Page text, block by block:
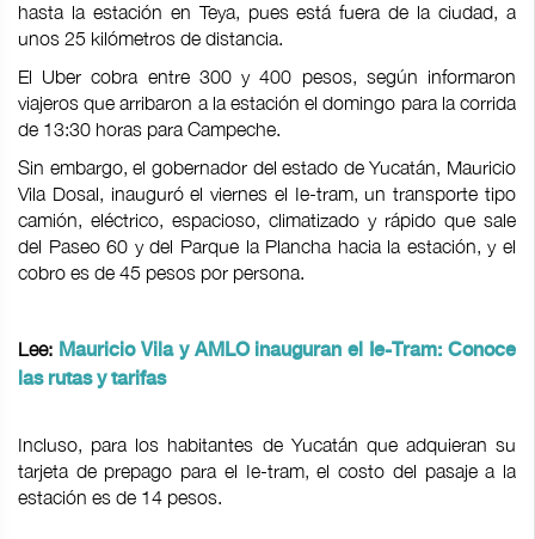
hasta la estación en Teya, pues está fuera de la ciudad, a
unos 25 kilómetros de distancia.
El Uber cobra entre 300 y 400 pesos, según informaron
viajeros que arribaron a la estación el domingo para la corrida
de 13:30 horas para Campeche.
Sin embargo, el gobernador del estado de Yucatán, Mauricio
Vila Dosal, inauguró el viernes el Ie-tram, un transporte tipo
camión, eléctrico, espacioso, climatizado y rápido que sale
del Paseo 60 y del Parque la Plancha hacia la estación, y el
cobro es de 45 pesos por persona.
Lee: Mauricio Vila y AMLO inauguran el Ie-Tram: Conoce
las rutas y tarifas
Incluso, para los habitantes de Yucatán que adquieran su
tarjeta de prepago para el Ie-tram, el costo del pasaje a la
estación es de 14 pesos.